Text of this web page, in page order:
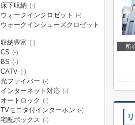
所
床下収納 (-)
ウォークインクロゼット (-)
ウォークインシューズクロゼット
収納豊富 (-)
CS (-)
BS (-)
CATV (-)
光ファイバー (-)
インターネット対応 (-)
オートロック (-)
TVモニタ付インターホン (-)
宅配ボックス (-)